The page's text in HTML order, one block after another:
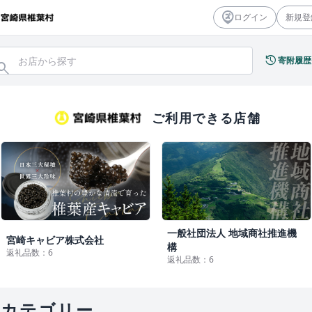
ログイン 新規
history寄附履歴
ご利用できる店舗
宮崎キャビア株式会社
返礼品数：6
一般社団法人 地域商社推進機
構
返礼品数：6